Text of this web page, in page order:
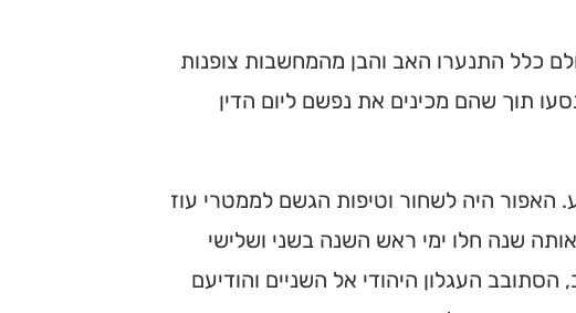
כלל התנערו האב והבן מהמחשבות צופנות
תוך שהם מכינים את נפשם ליום הדין
האפור היה לשחור וטיפות הגשם לממטרי עוז
שנה חלו ימי ראש השנה בשני ושלישי
העגלון היהודי אל השניים והודיעם